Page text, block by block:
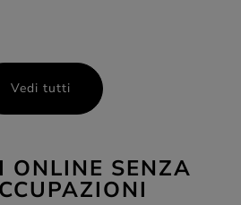
Vedi tutti
ONLINE SENZA